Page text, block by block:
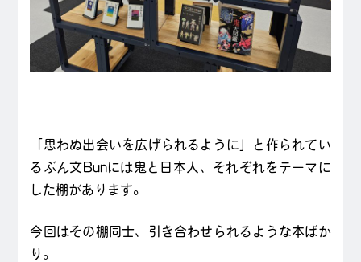
「思わぬ出会いを広げられるように」と作られてい
るぶん文Bunには鬼と日本人、それぞれをテーマに
した棚があります。
今回はその棚同士、引き合わせられるような本ばか
り。